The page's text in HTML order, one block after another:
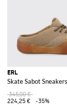
ERL
Skate Sabot
345,00 €
224,25 €
-35%